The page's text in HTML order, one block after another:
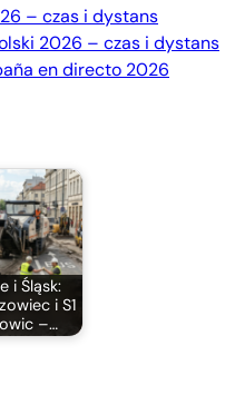
– czas i dystans
2026 – czas i dystans
en directo 2026
i Śląsk:
i S1
–…